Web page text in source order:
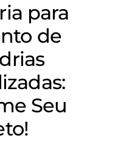
para
de
Seu